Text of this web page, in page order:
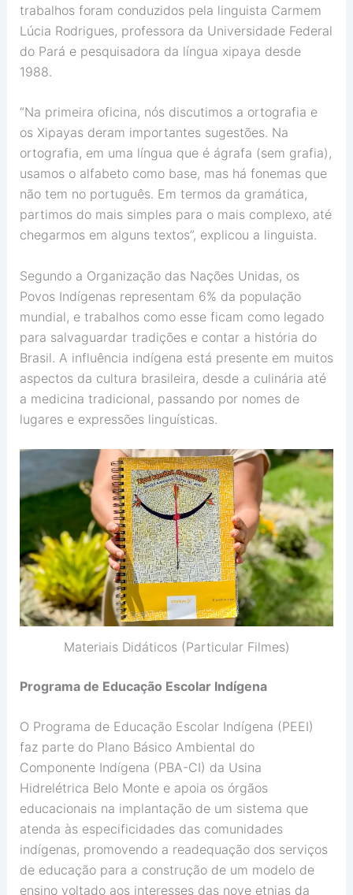
trabalhos foram conduzidos pela linguista Carmem
Lúcia Rodrigues, professora da Universidade Federal
do Pará e pesquisadora da língua xipaya desde
1988.
“Na primeira oficina, nós discutimos a ortografia e
os Xipayas deram importantes sugestões. Na
ortografia, em uma língua que é ágrafa (sem grafia),
usamos o alfabeto como base, mas há fonemas que
não tem no português. Em termos da gramática,
partimos do mais simples para o mais complexo, até
chegarmos em alguns textos”, explicou a linguista.
Segundo a Organização das Nações Unidas, os
Povos Indígenas representam 6% da população
mundial, e trabalhos como esse ficam como legado
para salvaguardar tradições e contar a história do
Brasil. A influência indígena está presente em muitos
aspectos da cultura brasileira, desde a culinária até
a medicina tradicional, passando por nomes de
lugares e expressões linguísticas.
Materiais Didáticos (Particular Filmes)
Programa de Educação Escolar Indígena
O Programa de Educação Escolar Indígena (PEEI)
faz parte do Plano Básico Ambiental do
Componente Indígena (PBA-CI) da Usina
Hidrelétrica Belo Monte e apoia os órgãos
educacionais na implantação de um sistema que
atenda às especificidades das comunidades
indígenas, promovendo a readequação dos serviços
de educação para a construção de um modelo de
ensino voltado aos interesses das nove etnias da